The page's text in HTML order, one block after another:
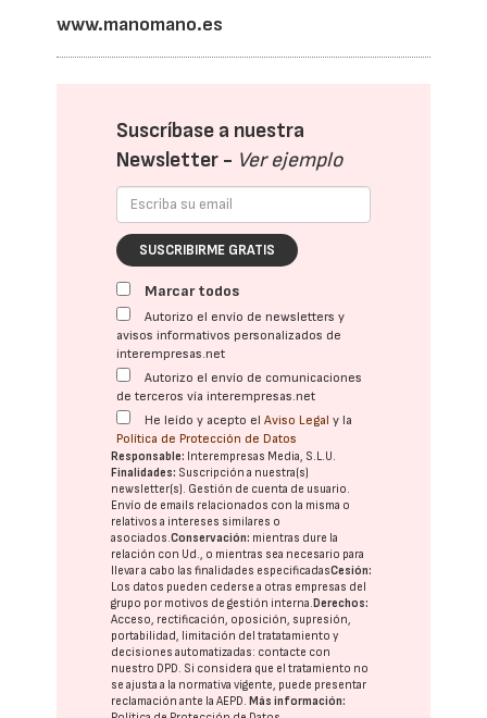
www.manomano.es
Suscríbase a nuestra
Newsletter - Ver ejemplo
SUSCRIBIRME GRATIS
Marcar todos
Autorizo el envío de newsletters y
avisos informativos personalizados de
interempresas.net
Autorizo el envío de comunicaciones
de terceros vía interempresas.net
He leído y acepto elAviso Legal y la
Política de Protección de Datos
Responsable: Interempresas Media, S.L.U.
Finalidades: Suscripción a nuestra(s)
newsletter(s). Gestión de cuenta de usuario.
Envío de emails relacionados con la misma o
relativos a intereses similares o
asociados.Conservación: mientras dure la
relación con Ud., o mientras sea necesario para
llevar a cabo las finalidades especificadasCesión:
Los datos pueden cederse a otras empresas del
grupo por motivos de gestión interna.Derechos:
Acceso, rectificación, oposición, supresión,
portabilidad, limitación del tratatamiento y
decisiones automatizadas: contacte con
nuestro DPD. Si considera que el tratamiento no
se ajusta a la normativa vigente, puede presentar
reclamación ante laAEPD.Más información: